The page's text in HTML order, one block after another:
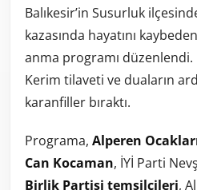
Balıkesir’in Susurluk
kazasında hayatını
anma programı düzenlendi.
Kerim tilaveti ve duaların
karanfiller bıraktı.
Programa, Alperen
Can Kocaman, İYİ Parti
Birlik Partisi temsilcileri,